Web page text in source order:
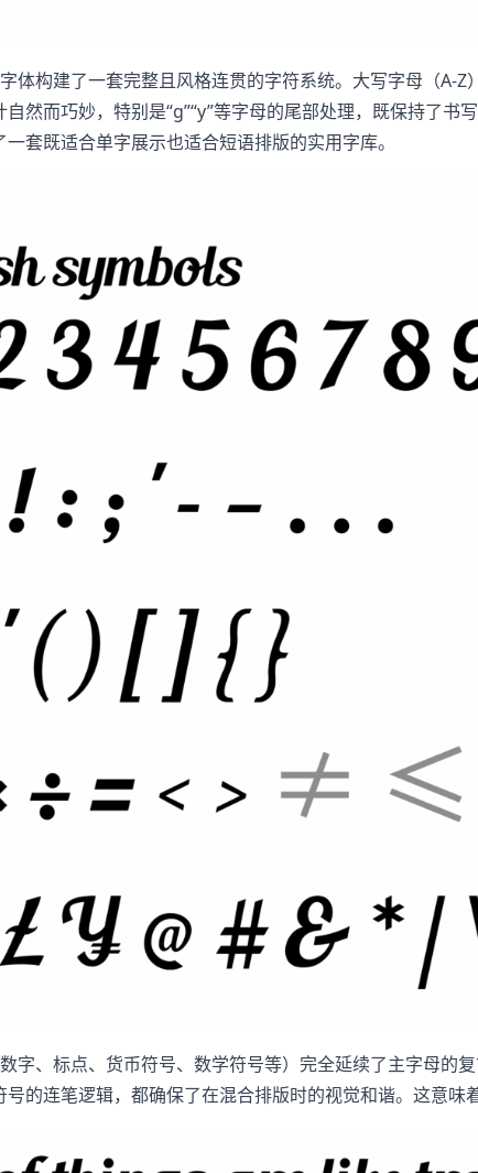
体构建了一套完整且风格连贯的字符系统。大写字母（A-
然而巧妙，特别是“g”“y”等字母的尾部处理，既保持了
套既适合单字展示也适合短语排版的实用字库。
字、标点、货币符号、数学符号等）完全延续了主字母的
的连笔逻辑，都确保了在混合排版时的视觉和谐。这意